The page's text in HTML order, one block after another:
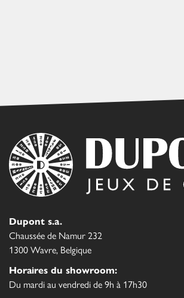
Dupont s.a.
Chaussée de Namur 232
1300 Wavre, Belgique
Horaires du showroom:
Du mardi au vendredi de 9h à 17h30